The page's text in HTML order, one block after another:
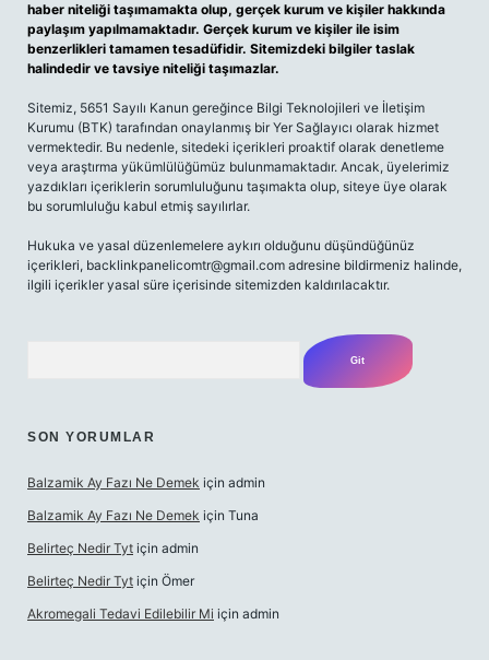
haber niteliği taşımamakta olup, gerçek kurum ve kişiler hakkında
paylaşım yapılmamaktadır. Gerçek kurum ve kişiler ile isim
benzerlikleri tamamen tesadüfidir. Sitemizdeki bilgiler taslak
halindedir ve tavsiye niteliği taşımazlar.
Sitemiz, 5651 Sayılı Kanun gereğince Bilgi Teknolojileri ve İletişim
Kurumu (BTK) tarafından onaylanmış bir Yer Sağlayıcı olarak hizmet
vermektedir. Bu nedenle, sitedeki içerikleri proaktif olarak denetleme
veya araştırma yükümlülüğümüz bulunmamaktadır. Ancak, üyelerimiz
yazdıkları içeriklerin sorumluluğunu taşımakta olup, siteye üye olarak
bu sorumluluğu kabul etmiş sayılırlar.
Hukuka ve yasal düzenlemelere aykırı olduğunu düşündüğünüz
içerikleri, backlinkpanelicomtr@gmail.com adresine bildirmeniz halinde,
ilgili içerikler yasal süre içerisinde sitemizden kaldırılacaktır.
SON YORUMLAR
Balzamik Ay Fazı Ne Demek için admin
Balzamik Ay Fazı Ne Demek için Tuna
Belirteç Nedir Tyt için admin
Belirteç Nedir Tyt için Ömer
Akromegali Tedavi Edilebilir Mi için admin